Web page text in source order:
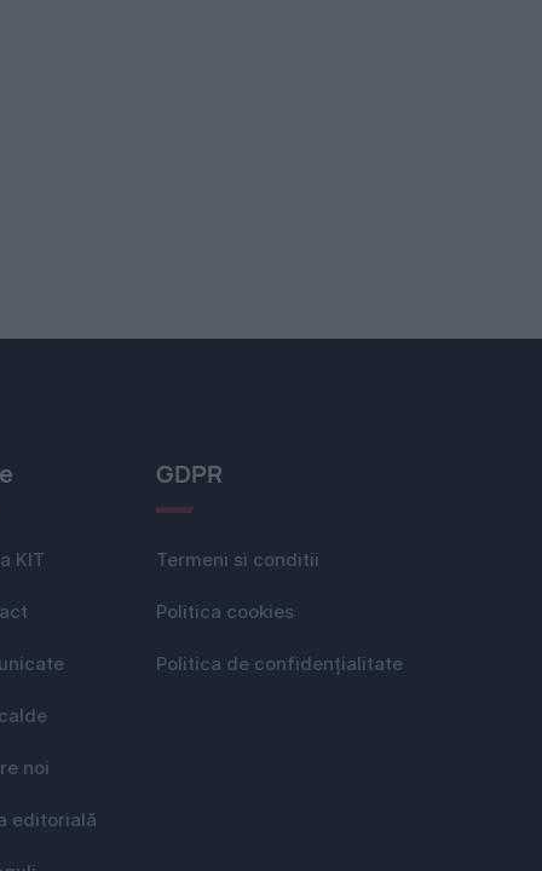
KIT
noi
editorială
GDPR
Termeni si conditii
Politica cookies
Politica de confidențialitate